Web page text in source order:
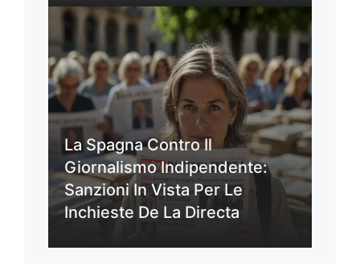
La Spagna Contro Il
Giornalismo Indipendente:
Sanzioni In Vista Per Le
Inchieste De La Directa